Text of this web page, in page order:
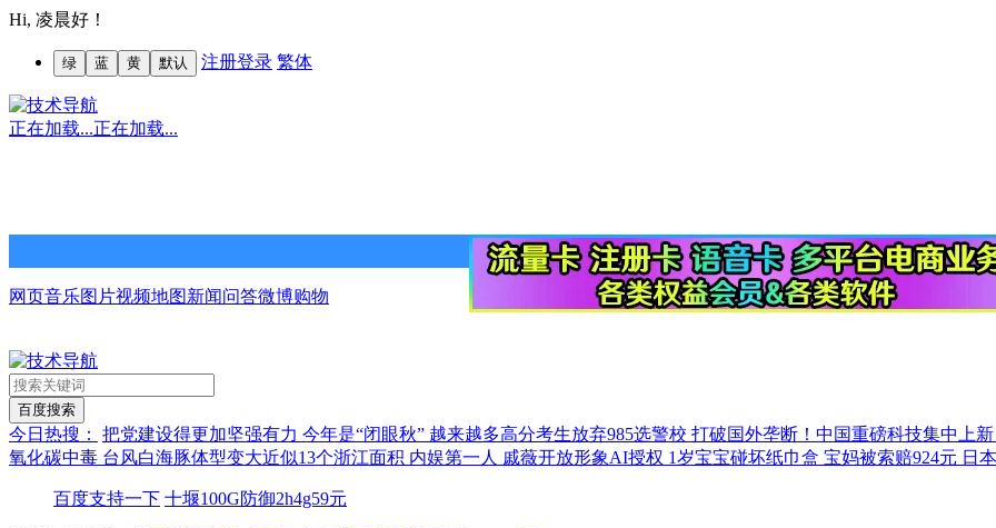
Hi, 凌晨好！
绿 蓝 黄 默认 注册登录 繁体
正在加载...正在加载...
网页音乐图片视频地图新闻问答微博购物
今日热搜： 把党建设得更加坚强有力 今年是“闭眼秋” 越来越多高分考生放弃985选警校 打破国外垄断！中国重磅科技集中上
氧化碳中毒 台风白海豚体型变大近似13个浙江面积 内娱第一人 戚薇开放形象AI授权 1岁宝宝碰坏纸巾盒 宝妈被索赔924元 日
百度支持一下 十堰100G防御2h4g59元